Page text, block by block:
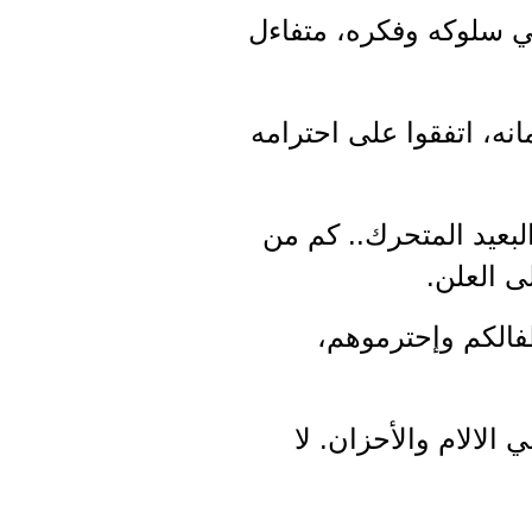
سلوكه وفكره، متفاءل
اتفقوا على احترامه
المتحرك.. كم من
العلن.
وإحترموهم،
الالام والأحزان. لا